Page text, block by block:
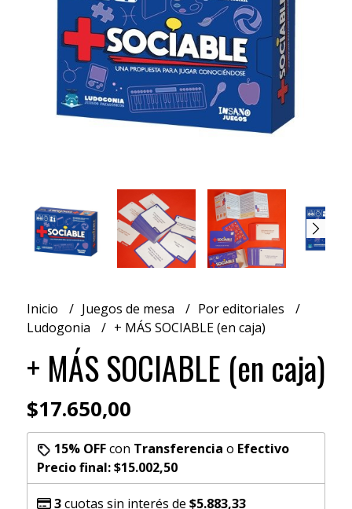
Inicio Juegos de mesa
Por editoriales
Ludogonia
+ MÁS SOCIABLE (en caja)
+ MÁS SOCIABLE (en caja)
$17.650,00
15% OFFcon Transferencia o Efectivo
Precio final:$15.002,50
3cuotas sin interés de $5.883,33